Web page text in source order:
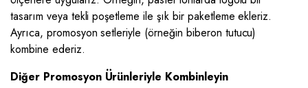
tasarım veya tekli poşetleme ile şık bir paketleme ekleriz.
Ayrıca, promosyon setleriyle (örneğin biberon tutucu)
kombine ederiz.
Diğer Promosyon Ürünleriyle Kombinleyin